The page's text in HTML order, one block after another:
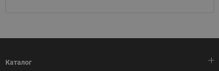
Каталог